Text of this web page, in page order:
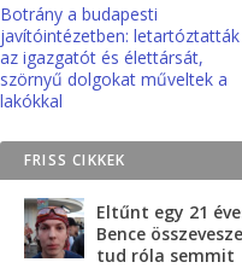
Botrány a budapesti
javítóintézetben: letartóztatták
az igazgatót és élettársát,
szörnyű dolgokat műveltek a
lakókkal
FRISS CIKKEK
Eltűnt egy 21
Bence
tud róla semmit